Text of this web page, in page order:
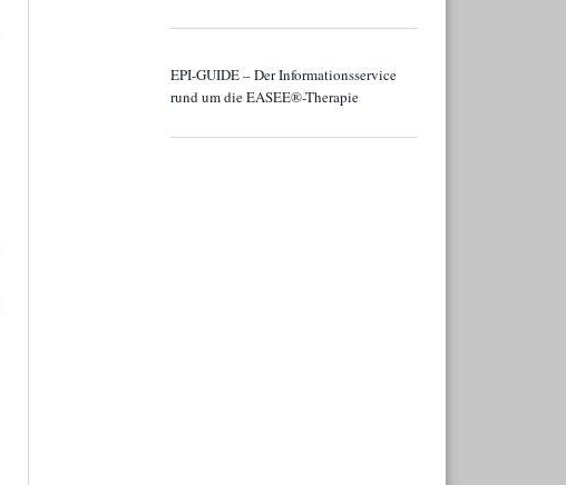
EPI-GUIDE – Der Informationsservice
rund um die EASEE®-Therapie